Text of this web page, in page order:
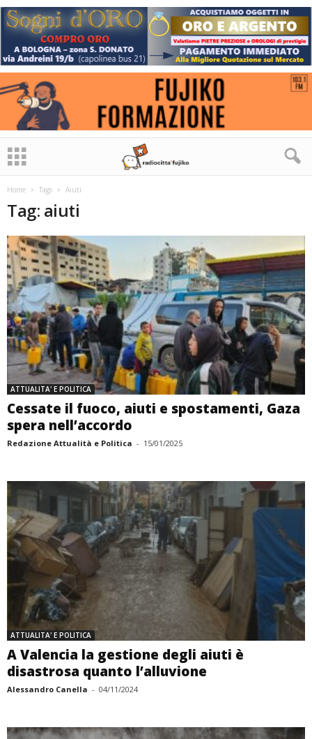
Home Tags Aiuti
Tag: aiuti
ATTUALITA' E POLITICA
Cessate il fuoco, aiuti e spostamenti, Gaza
spera nell’accordo
Redazione Attualità e Politica - 15/01/2025
ATTUALITA' E POLITICA
A Valencia la gestione degli aiuti è
disastrosa quanto l’alluvione
Alessandro Canella - 04/11/2024